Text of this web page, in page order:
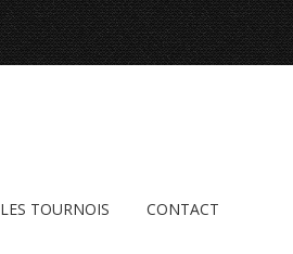
LES TOURNOIS CONTACT